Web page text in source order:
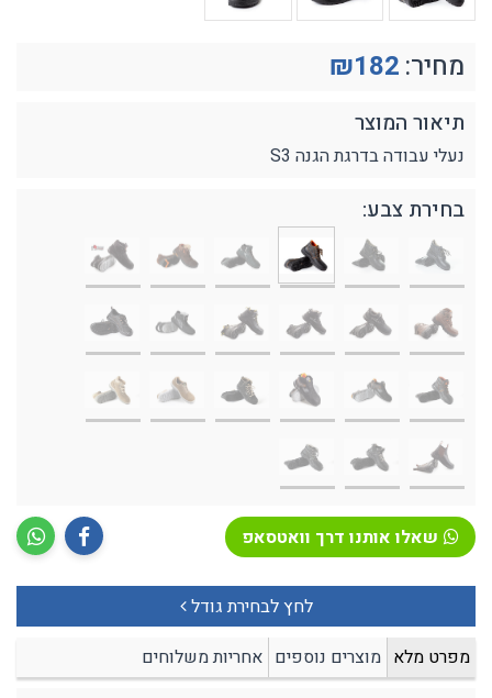
מחיר: 182
₪
תיאור המוצר
נעלי עבודה בדרגת הגנה S3
בחירת צבע:
שאלו אותנו דרך וואטסאפ
לחץ לבחירת גודל
מפרט מלא מוצרים נוספים אחריות משלוחים